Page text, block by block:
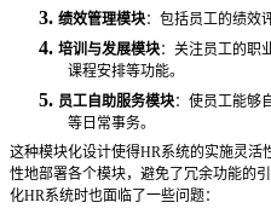
3. 绩效管理模块：包括员工的绩效
4. 培训与发展模块：关注员工的职
课程安排等功能。
5. 员工自助服务模块：使员工能够
等日常事务。
这种模块化设计使得HR系统的实施灵活
性地部署各个模块，避免了冗余功能的
化HR系统时也面临了一些问题：